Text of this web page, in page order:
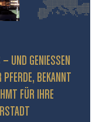
UND GENIESSEN S
BEKANNT D
FÜR IHRE PR
PR